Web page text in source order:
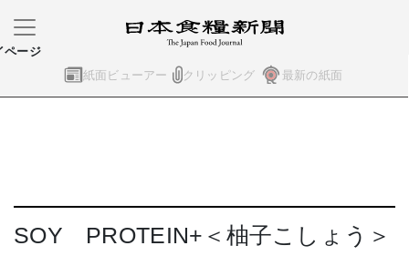
紙面ビューアー クリッピング 最新の紙面
ページ
SOY PROTEIN+＜柚子こしょう＞